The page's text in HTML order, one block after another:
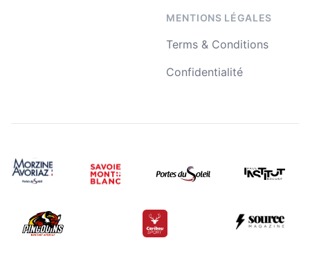
MENTIONS LÉGALES
Terms & Conditions
Confidentialité